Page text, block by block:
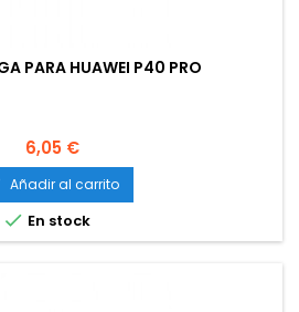
PARA HUAWEI P40 PRO
Precio
6,05 €
Añadir al carrito
 En stock